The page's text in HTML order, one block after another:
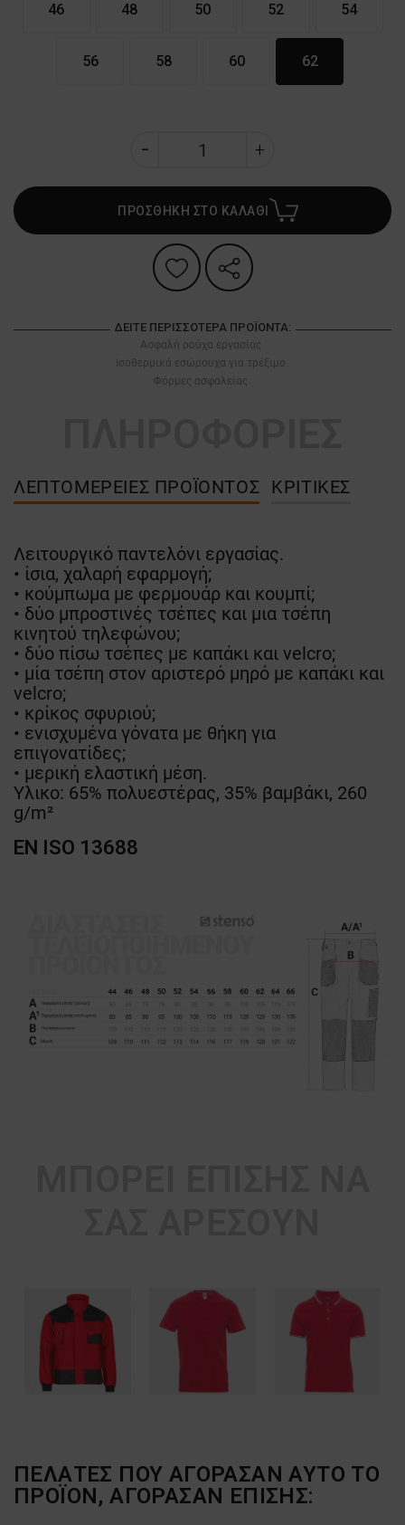
46 48 50 52 54
56 58 60 62
ΠΡΟΣΘΗΚΗ ΣΤΟ ΚΑΛΑΘΙ
ΔΕΊΤΕ ΠΕΡΙΣΣΌΤΕΡΑ ΠΡΟΪΌΝΤΑ:
Ασφαλή ρούχα εργασίας
Ισοθερμικά εσώρουχα για τρέξιμο
Φόρμες ασφαλείας
ΛΕΠΤΟΜΈΡΕΙΕΣ ΠΡΟΪΌΝΤΟΣ ΚΡΙΤΙΚΈΣ
Λειτουργικό παντελόνι εργασίας.
• ίσια, χαλαρή εφαρμογή;
• κούμπωμα με φερμουάρ και κουμπί;
• δύο μπροστινές τσέπες και μια τσέπη
κινητού τηλεφώνου;
• δύο πίσω τσέπες με καπάκι και velcro;
• μία τσέπη στον αριστερό μηρό με καπάκι και
velcro;
• κρίκος σφυριού;
• ενισχυμένα γόνατα με θήκη για
επιγονατίδες;
• μερική ελαστική μέση.
Υλικο: 65% πολυεστέρας, 35% βαμβάκι, 260
g/m²
EN ISO 13688
ΠΕΛΆΤΕΣ ΠΟΥ ΑΓΌΡΑΣΑΝ ΑΥΤΌ ΤΟ
ΠΡΟΪΌΝ, ΑΓΌΡΑΣΑΝ ΕΠΊΣΗΣ: